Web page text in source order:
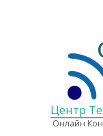
Центр
Онлайн